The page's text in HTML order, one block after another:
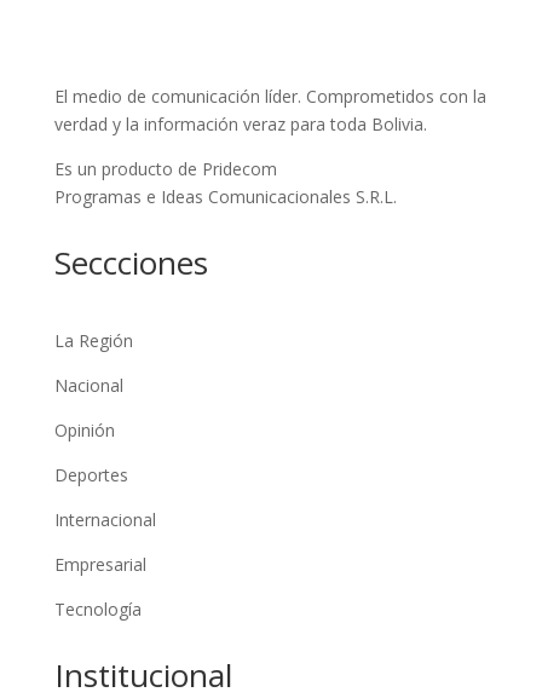
El medio de comunicación líder. Comprometidos con la
verdad y la información veraz para toda Bolivia.
Es un producto de Pridecom
Programas e Ideas Comunicacionales S.R.L.
Seccciones
La Región
Nacional
Opinión
Deportes
Internacional
Empresarial
Tecnología
Institucional